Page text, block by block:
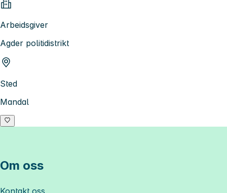
Arbeidsgiver
Agder politidistrikt
Sted
Mandal
Om oss